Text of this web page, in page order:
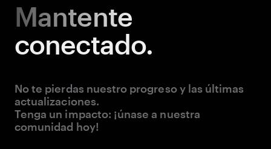
Mantente
conectado.
No te pierdas nuestro progreso y las últimas
actualizaciones.
Tenga un impacto: ¡únase a nuestra
comunidad hoy!